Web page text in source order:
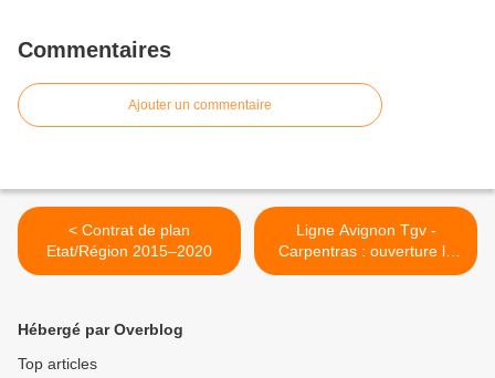
Commentaires
Ajouter un commentaire
< Contrat de plan
Etat/Région 2015–2020
Ligne Avignon Tgv -
Carpentras : ouverture le
samedi 25 avril 2015 >
Hébergé par Overblog
Top articles